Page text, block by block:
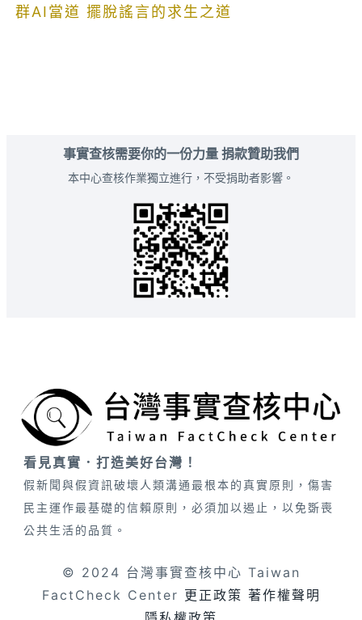
群AI當道 擺脫謠言的求生之道
事實查核需要你的一份力量 捐款贊助我們
本中心查核作業獨立進行，不受捐助者影響。
看見真實．打造美好台灣！
假新聞與假資訊破壞人類溝通最根本的真實原則，傷害
民主運作最基礎的信賴原則，必須加以遏止，以免斲喪
公共生活的品質。
© 2024 台灣事實查核中心 Taiwan
FactCheck Center 更正政策 著作權聲明